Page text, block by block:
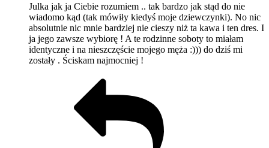
Julka jak ja Ciebie rozumiem .. tak bardzo jak stąd do nie
wiadomo kąd (tak mówiły kiedyś moje dziewczynki). No nic
absolutnie nic mnie bardziej nie cieszy niż ta kawa i ten dres. I
ja jego zawsze wybiorę ! A te rodzinne soboty to miałam
identyczne i na nieszczęście mojego męża :))) do dziś mi
zostały . Ściskam najmocniej !